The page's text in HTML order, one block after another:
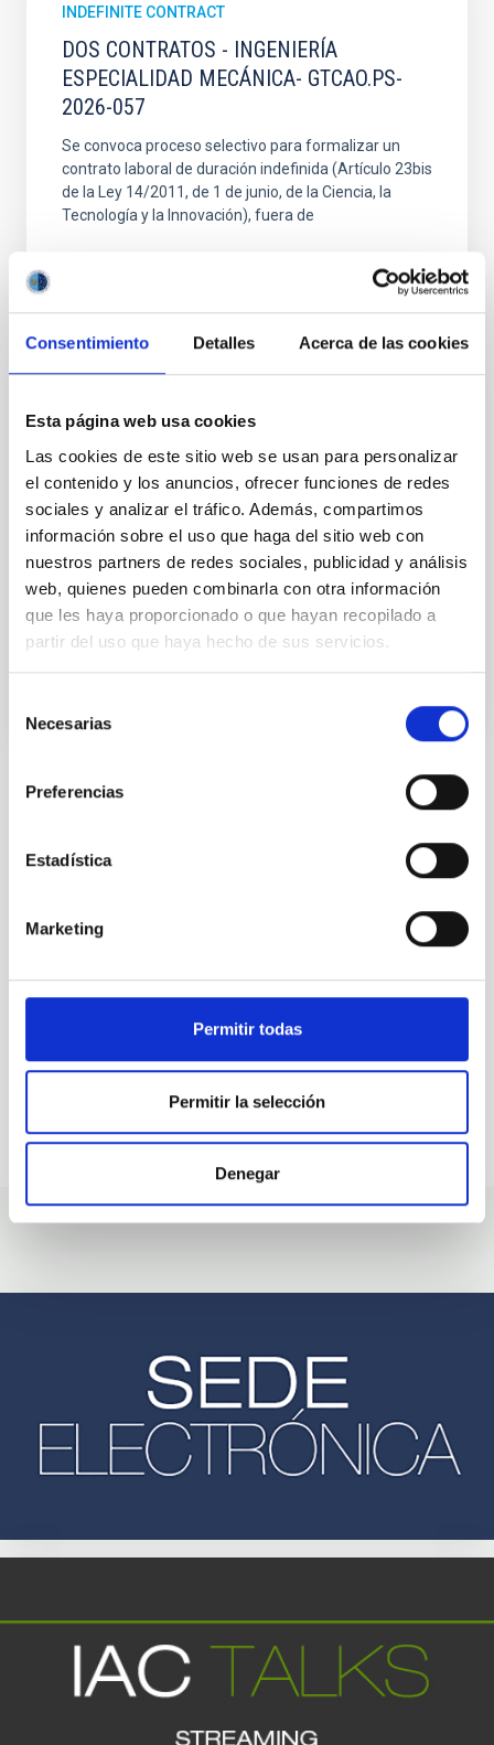
Consentimiento Detalles Acerca de las cookies
Esta página web usa cookies
Las cookies de este sitio web se usan para personalizar
el contenido y los anuncios, ofrecer funciones de redes
sociales y analizar el tráfico. Además, compartimos
información sobre el uso que haga del sitio web con
nuestros partners de redes sociales, publicidad y análisis
web, quienes pueden combinarla con otra información
que les haya proporcionado o que hayan recopilado a
partir del uso que haya hecho de sus servicios.
Necesarias
Preferencias
Estadística
Marketing
Permitir todas
Permitir la selección
Denegar
INDEFINITE CONTRACT
DOS CONTRATOS - INGENIERÍA
ESPECIALIDAD MECÁNICA- GTCAO.PS-
2026-057
Se convoca proceso selectivo para formalizar un
contrato laboral de duración indefinida (Artículo 23bis
de la Ley 14/2011, de 1 de junio, de la Ciencia, la
Tecnología y la Innovación), fuera de
UN CONTRATO - TÉCNICO/A DE TALLER -
ESPECIALIDAD MECÁNICA- FIJO
LABORAL - PS-2026-032
Se convoca proceso selectivo para el ingreso, como
personal laboral fijo, de un puesto de trabajo con la
categoría profesional de Técnico/a de Taller, acogido
al Convenio y que tendrá, entre otras
looking for people with
talent.